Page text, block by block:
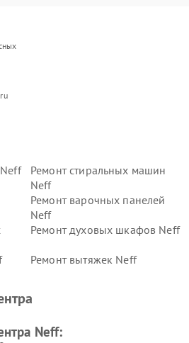
Ремонт стиральных машин
Neff
Ремонт варочных панелей
Neff
Ремонт духовых шкафов Neff
Ремонт вытяжек Neff
Neff: